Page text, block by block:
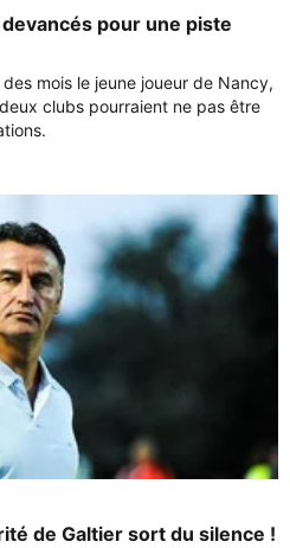
devancés pour une piste
des mois le jeune joueur de Nancy,
clubs pourraient ne pas être
de Galtier sort du silence !